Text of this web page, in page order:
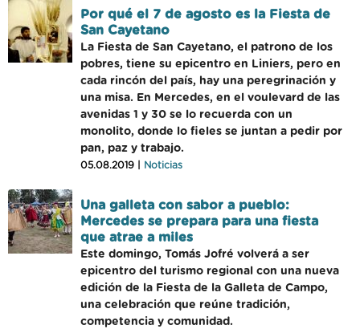
Por qué el 7 de agosto es la Fiesta de
San Cayetano
La Fiesta de San Cayetano, el patrono de los
pobres, tiene su epicentro en Liniers, pero en
cada rincón del país, hay una peregrinación y
una misa. En Mercedes, en el voulevard de las
avenidas 1 y 30 se lo recuerda con un
monolito, donde lo fieles se juntan a pedir por
pan, paz y trabajo.
05.08.2019 | Noticias
Una galleta con sabor a pueblo:
Mercedes se prepara para una fiesta
que atrae a miles
Este domingo, Tomás Jofré volverá a ser
epicentro del turismo regional con una nueva
edición de la Fiesta de la Galleta de Campo,
una celebración que reúne tradición,
competencia y comunidad.